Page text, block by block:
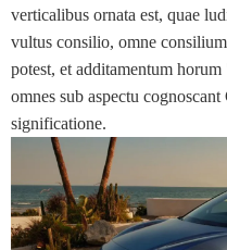
verticalibus ornata est, quae
vultus consilio, omne
potest, et additamentum
omnes sub aspectu
significatione.